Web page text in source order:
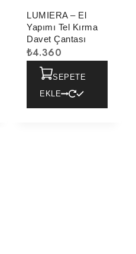
LUMIERA – El
Yapımı Tel Kırma
Davet Çantası
₺4.360
SEPETE
EKLE